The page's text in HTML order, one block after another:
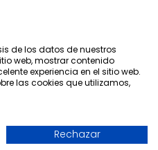
Política de privacidad
Política de cookies
de los datos de nuestros
web, mostrar contenido
experiencia en el sitio web.
las cookies que utilizamos,
Rechazar